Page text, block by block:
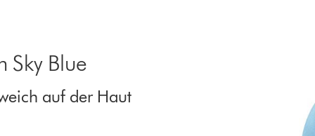
Sky Blue
auf der Haut